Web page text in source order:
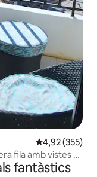
4,92 de
4,92 (355)
fila amb vistes al
fantàstics